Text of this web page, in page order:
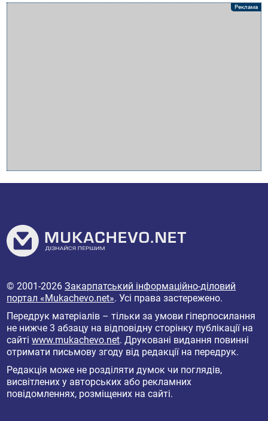
© 2001-2026Закарпатський інформаційно-діловий
портал «Mukachevo.net». Усі права застережено.
Передрук матеріалів – тільки за умови гіперпосилання
не нижче 3 абзацу на відповідну сторінку публікації на
сайтіwww.mukachevo.net. Друковані видання повинні
отримати письмову згоду від редакції на передрук.
Редакція може не розділяти думок чи поглядів,
висвітлених у авторських або рекламних
повідомленнях, розміщених на сайті.